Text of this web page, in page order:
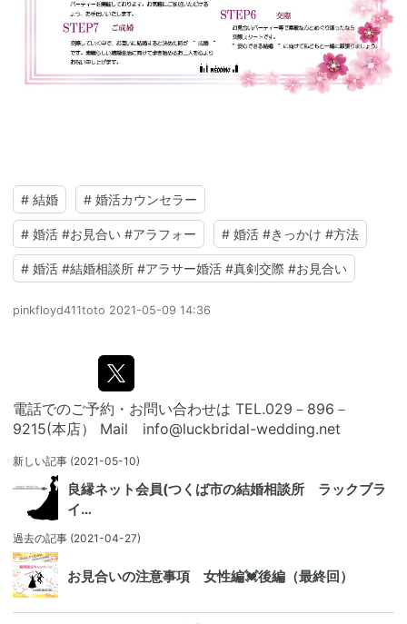
# 結婚 # 婚活カウンセラー
# 婚活 #お見合い #アラフォー # 婚活 #きっかけ #方法
# 婚活 #結婚相談所 #アラサー婚活 #真剣交際 #お見合い
pinkfloyd411toto 2021-05-09 14:36
電話でのご予約・お問い合わせは TEL.029－896－
9215(本店） Mail info@luckbridal-wedding.net
新しい記事 (2021-05-10)
良縁ネット会員(つくば市の結婚相談所 ラックブラ
イ…
過去の記事 (2021-04-27)
お見合いの注意事項 女性編💓後編（最終回）